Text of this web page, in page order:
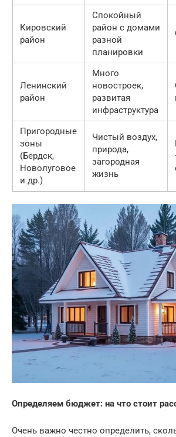
Кировский
район
Спокойный
район с домами
разной
планировки
Ленинский
район
Много
новостроек,
развитая
инфраструктура
Пригородные
зоны
(Бердск,
Новолуговое
и др.)
Чистый воздух,
природа,
загородная
жизнь
Определяем бюджет: на что стоит
Очень важно честно определить,